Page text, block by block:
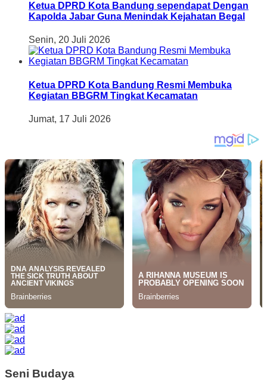
Ketua DPRD Kota Bandung sependapat Dengan
Kapolda Jabar Guna Menindak Kejahatan Begal
Senin, 20 Juli 2026
Ketua DPRD Kota Bandung Resmi Membuka
Kegiatan BBGRM Tingkat Kecamatan
Jumat, 17 Juli 2026
Seni Budaya